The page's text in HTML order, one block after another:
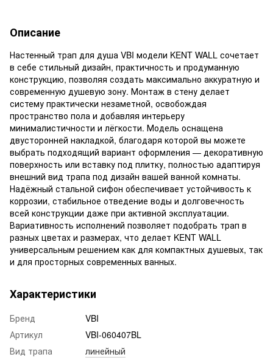
Описание
Настенный трап для душа VBI модели KENT WALL сочетает
в себе стильный дизайн, практичность и продуманную
конструкцию, позволяя создать максимально аккуратную и
современную душевую зону. Монтаж в стену делает
систему практически незаметной, освобождая
пространство пола и добавляя интерьеру
минималистичности и лёгкости. Модель оснащена
двусторонней накладкой, благодаря которой вы можете
выбрать подходящий вариант оформления — декоративную
поверхность или вставку под плитку, полностью адаптируя
внешний вид трапа под дизайн вашей ванной комнаты.
Надёжный стальной сифон обеспечивает устойчивость к
коррозии, стабильное отведение воды и долговечность
всей конструкции даже при активной эксплуатации.
Вариативность исполнений позволяет подобрать трап в
разных цветах и размерах, что делает KENT WALL
универсальным решением как для компактных душевых, так
и для просторных современных ванных.
Характеристики
Бренд
VBI
Артикул
VBI-060407BL
Вид трапа
линейный